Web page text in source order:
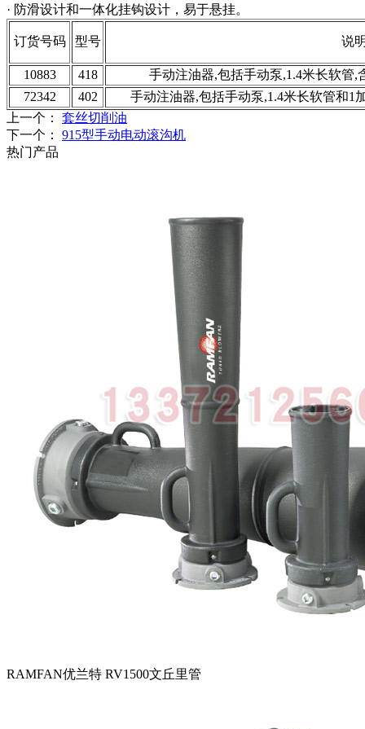
· 防滑设计和一体化挂钩设计，易于悬挂。
订货号码 型号 说
10883 418
手动注油器,包括手动泵,1.4米长软管
72342
402
手动注油器,包括手动泵,1.4米长软管和1
上一个： 套丝切削油
下一个： 915型手动电动滚沟机
热门产品
RAMFAN优兰特 RV1500文丘里管